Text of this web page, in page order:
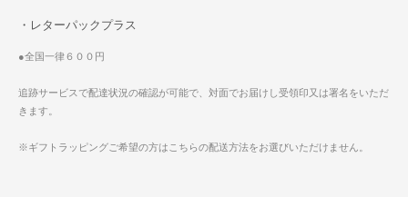
・レターパックプラス
●全国一律６００円
追跡サービスで配達状況の確認が可能で、対面でお届けし受領印又は署名をいただ
きます。
※ギフトラッピングご希望の方はこちらの配送方法をお選びいただけません。